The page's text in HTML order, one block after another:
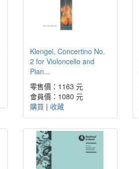
Klengel, Concertino No.
2 for Violoncello and
Pian...
零售價：1163 元
會員價：1080 元
購買 | 收藏